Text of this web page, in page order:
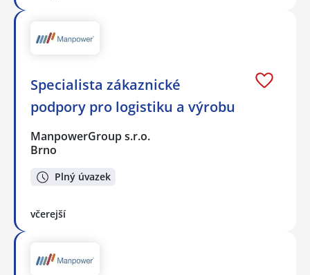
Specialista zákaznické
podpory pro logistiku a výrobu
ManpowerGroup s.r.o.
Brno
Plný úvazek
včerejší